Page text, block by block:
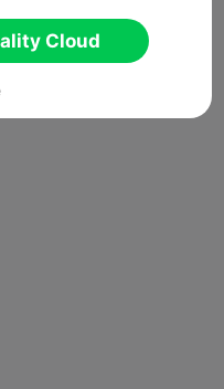
Cloud